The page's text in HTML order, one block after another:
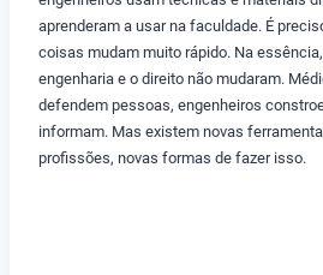
aprenderam a usar na faculdade. É
coisas mudam muito rápido. Na
engenharia e o direito não mudaram.
defendem pessoas, engenheiros
informam. Mas existem novas
profissões, novas formas de fazer isso.